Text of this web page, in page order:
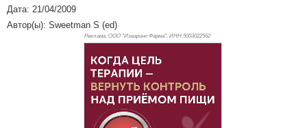
Дата: 21/04/2009
Автор(ы): Sweetman S (ed)
Реклама. ООО "Изварино Фарма", ИНН 5003022562